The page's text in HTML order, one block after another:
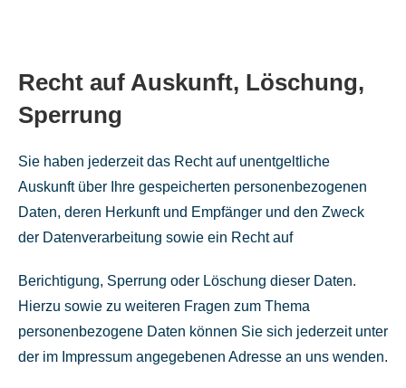
Recht auf Auskunft, Löschung,
Sperrung
Sie haben jederzeit das Recht auf unentgeltliche
Auskunft über Ihre gespeicherten personenbezogenen
Daten, deren Herkunft und Empfänger und den Zweck
der Datenverarbeitung sowie ein Recht auf
Berichtigung, Sperrung oder Löschung dieser Daten.
Hierzu sowie zu weiteren Fragen zum Thema
personenbezogene Daten können Sie sich jederzeit unter
der im Impressum angegebenen Adresse an uns wenden.